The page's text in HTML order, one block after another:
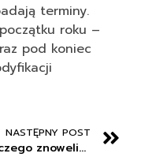
terminy.
roku –
pod koniec
NASTĘPNY POST
Dlaczego znowelizowano przepisy dotyczące odpowiedzialności dyscyplinarnej nauczyciela ?